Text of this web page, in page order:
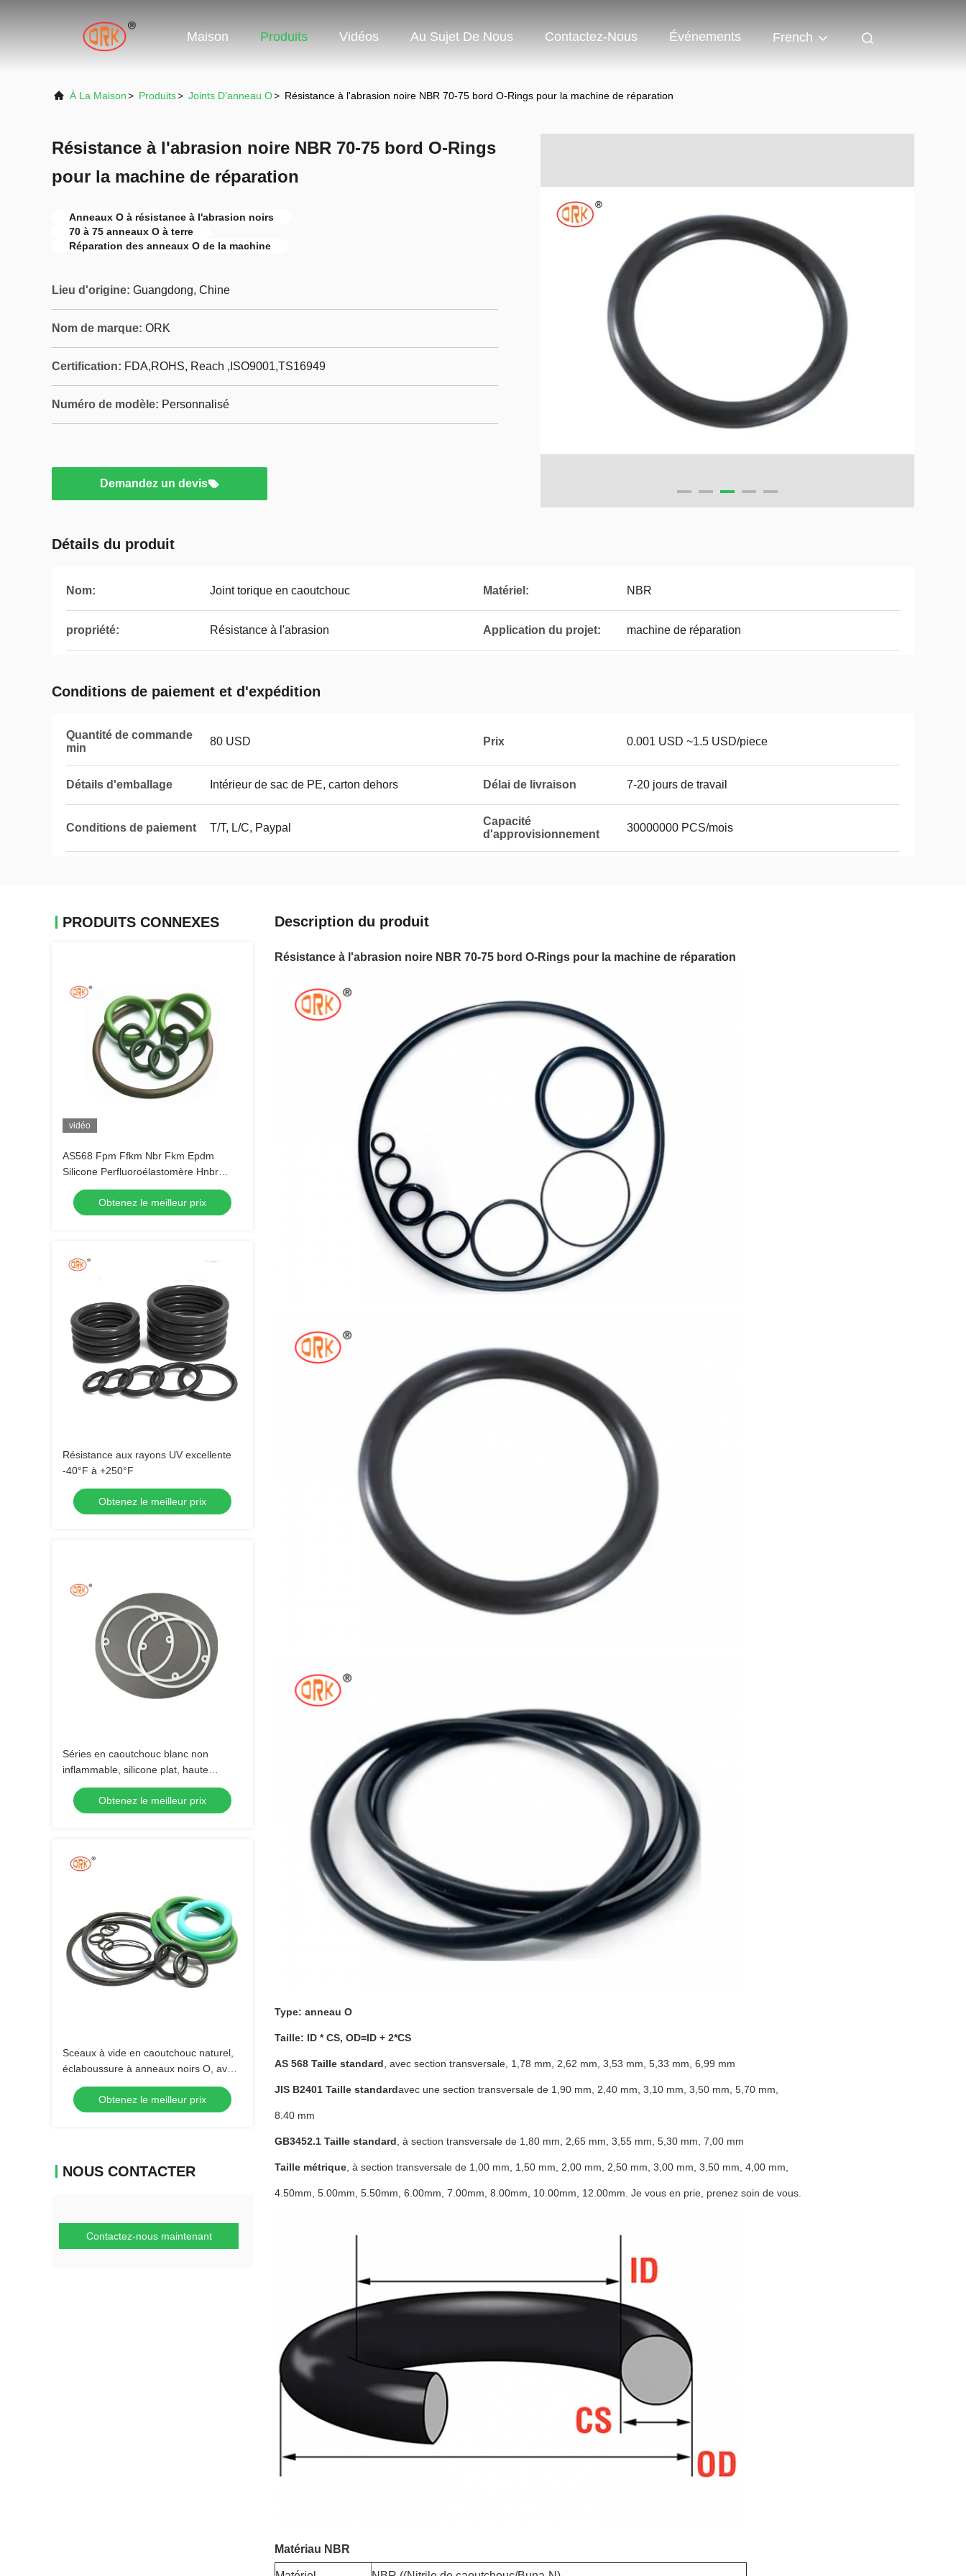
Maison Produits Vidéos Au Sujet De Nous Contactez-Nous Événements French
À La Maison> Produits> Joints D'anneau O> Résistance à l'abrasion noire NBR 70-75 bord O-Rings pour la machine de réparation
Résistance à l'abrasion noire NBR 70-75 bord O-Rings
pour la machine de réparation
Anneaux O à résistance à l'abrasion noirs
70 à 75 anneaux O à terre
Réparation des anneaux O de la machine
Lieu d'origine: Guangdong, Chine
Nom de marque: ORK
Certification: FDA,ROHS, Reach ,ISO9001,TS16949
Numéro de modèle: Personnalisé
Demandez un devis
Détails du produit
Nom: Joint torique en caoutchouc Matériel: NBR
propriété: Résistance à l'abrasion Application du projet: machine de réparation
Conditions de paiement et d'expédition
Quantité de commande
min
80 USD Prix 0.001 USD ~1.5 USD/piece
Détails d'emballage Intérieur de sac de PE, carton dehors Délai de livraison 7-20 jours de travail
Conditions de paiement T/T, L/C, Paypal
Capacité
d'approvisionnement
30000000 PCS/mois
PRODUITS CONNEXES
vidéo
AS568 Fpm Ffkm Nbr Fkm Epdm
Silicone Perfluoroélastomère Hnbr
EN549 caoutchouc O anneau
Obtenez le meilleur prix
Résistance aux rayons UV excellente
-40°F à +250°F
Obtenez le meilleur prix
Séries en caoutchouc blanc non
inflammable, silicone plat, haute
pression O, taille sur mesure
Obtenez le meilleur prix
Sceaux à vide en caoutchouc naturel,
éclaboussure à anneaux noirs O, avec
différentes tailles de compression
Obtenez le meilleur prix
NOUS CONTACTER
Contactez-nous maintenant
Description du produit
Résistance à l'abrasion noire NBR 70-75 bord O-Rings pour la machine de réparation
Type: anneau O
Taille: ID * CS, OD=ID + 2*CS
AS 568 Taille standard , avec section transversale, 1,78 mm, 2,62 mm, 3,53 mm, 5,33 mm, 6,99 mm
JIS B2401 Taille standardavec une section transversale de 1,90 mm, 2,40 mm, 3,10 mm, 3,50 mm, 5,70 mm,
8.40 mm
GB3452.1 Taille standard , à section transversale de 1,80 mm, 2,65 mm, 3,55 mm, 5,30 mm, 7,00 mm
Taille métrique , à section transversale de 1,00 mm, 1,50 mm, 2,00 mm, 2,50 mm, 3,00 mm, 3,50 mm, 4,00 mm,
4.50mm, 5.00mm, 5.50mm, 6.00mm, 7.00mm, 8.00mm, 10.00mm, 12.00mm. Je vous en prie, prenez soin de vous.
Matériau NBR